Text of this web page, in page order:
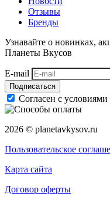
Отзывы
Бренды
Узнавайте о новинках,
Планеты Вкусов
E-mail
Подписаться
Согласен с условиями
2026 © planetavkysov.ru
Пользовательское
Карта сайта
Договор оферты